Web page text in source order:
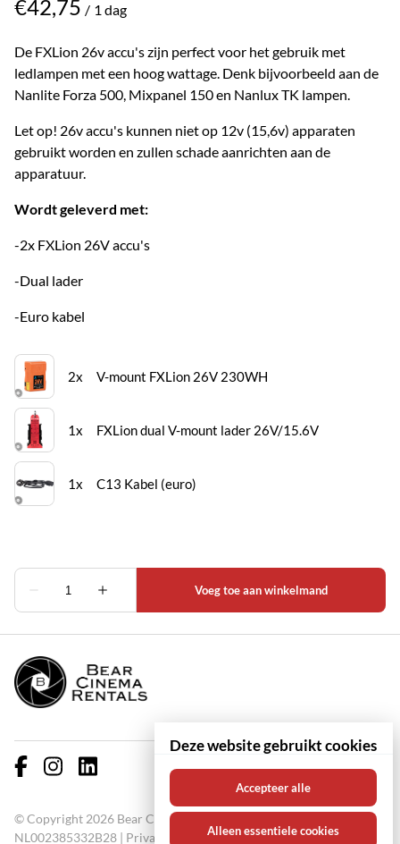
/
De FXLion 26v accu's zijn perfect voor het gebruik met
ledlampen met een hoog wattage. Denk bijvoorbeeld aan de
Nanlite Forza 500, Mixpanel 150 en Nanlux TK lampen.
Let op! 26v accu's kunnen niet op 12v (15,6v) apparaten
gebruikt worden en zullen schade aanrichten aan de
apparatuur.
Wordt geleverd met:
-2x FXLion 26V accu's
-Dual lader
-Euro kabel
© Copyright 2026 Bear Cinema Rentals KVK: 67000711 BTW:
NL002385332B28 | Privacy policy
Deze website gebruikt cookies
Accepteer alle
Alleen essentiele cookies